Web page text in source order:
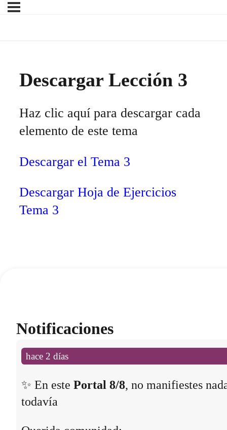
Descargar Lección 3
Haz clic aquí para descargar cada
elemento de este tema
Descargar el Tema 3
Descargar Hoja de Ejercicios
Tema 3
Notificaciones
hace 2 días
✨ En este Portal 8/8, no manifiestes
todavía